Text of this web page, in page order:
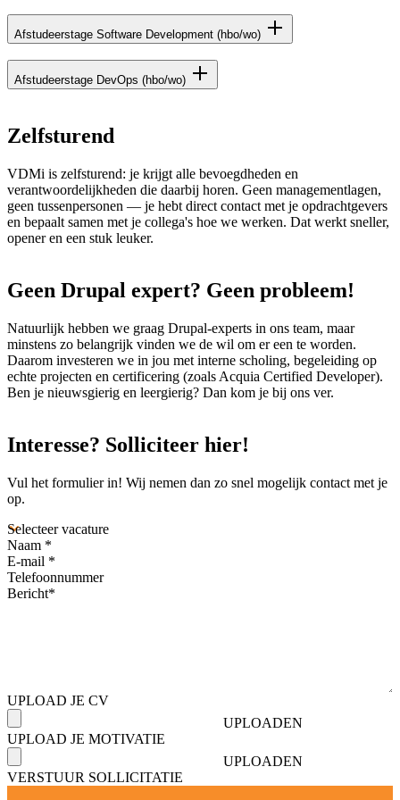
Afstudeerstage Software Development (hbo/wo)
Afstudeerstage DevOps (hbo/wo)
Zelfsturend
VDMi is zelfsturend: je krijgt alle bevoegdheden en
verantwoordelijkheden die daarbij horen. Geen managementlagen,
geen tussenpersonen — je hebt direct contact met je opdrachtgevers
en bepaalt samen met je collega's hoe we werken. Dat werkt sneller,
opener en een stuk leuker.
Geen Drupal expert? Geen probleem!
Natuurlijk hebben we graag Drupal-experts in ons team, maar
minstens zo belangrijk vinden we de wil om er een te worden.
Daarom investeren we in jou met interne scholing, begeleiding op
echte projecten en certificering (zoals Acquia Certified Developer).
Ben je nieuwsgierig en leergierig? Dan kom je bij ons ver.
Interesse? Solliciteer hier!
Vul het formulier in! Wij nemen dan zo snel mogelijk contact met je
op.
UPLOAD JE CV
Slechts
één
bestand.
64
MB
limiet.
UPLOAD JE MOTIVATIE
Slechts
één
bestand.
64